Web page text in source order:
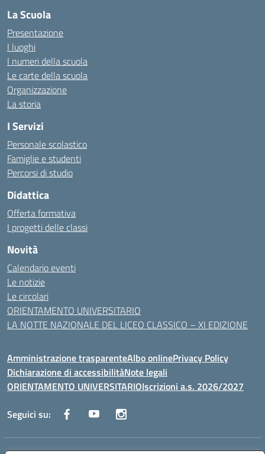
La Scuola
Presentazione
I luoghi
I numeri della scuola
Le carte della scuola
Organizzazione
La storia
I Servizi
Personale scolastico
Famiglie e studenti
Percorsi di studio
Didattica
Offerta formativa
I progetti delle classi
Novità
Calendario eventi
Le notizie
Le circolari
ORIENTAMENTO UNIVERSITARIO
LA NOTTE NAZIONALE DEL LICEO CLASSICO – XI EDIZIONE
Amministrazione trasparenteAlbo onlinePrivacy Policy
Dichiarazione di accessibilitàNote legali
ORIENTAMENTO UNIVERSITARIOIscrizioni a.s. 2026/2027
Seguici su: